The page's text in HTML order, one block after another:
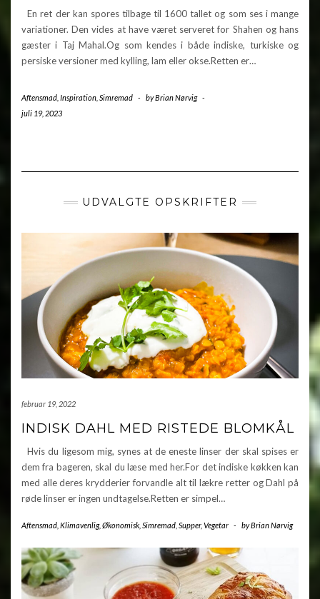
En ret der kan spores tilbage til 1600 tallet og som ses i mange
variationer. Den vides at have været serveret for Shahen og hans
gæster i Taj Mahal.Og som kendes i både indiske, turkiske og
persiske versioner med kylling, lam eller okse.Retten er…
Aftensmad Inspiration Simremad - byBrian Nørvig -
juli 19, 2023
UDVALGTE OPSKRIFTER
februar 19, 2022
INDISK DAHL MED RISTEDE BLOMKÅL
Hvis du ligesom mig, synes at de eneste linser der skal spises er
dem fra bageren, skal du læse med her.For det indiske køkken kan
med alle deres krydderier forvandle alt til lækre retter og Dahl på
røde linser er ingen undtagelse.Retten er simpel…
Aftensmad Klimavenlig, Økonomisk Simremad Supper, Vegetar - byBrian Nørvig